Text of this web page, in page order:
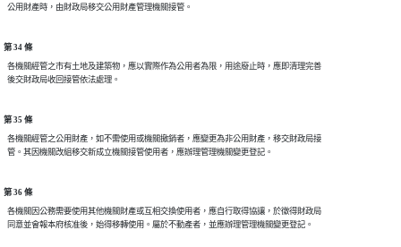
第 34 條
  各機關經管之市有土地及建築物，應以實際作為公用者為限，用途廢止時，應即清理完善
第 35 條
  各機關經管之公用財產，如不需使用或機關撤銷者，應變更為非公用財產，移交財政局接
第 36 條
  各機關因公務需要使用其他機關財產或互相交換使用者，應自行取得協讓，於徵得財政局